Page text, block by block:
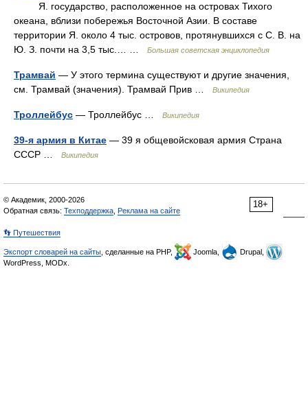
Я. государство, расположенное на островах Тихого
океана, вблизи побережья Восточной Азии. В составе
территории Я. около 4 тыс. островов, протянувшихся с С. В. на
Ю. З. почти на 3,5 тыс.… …
Большая советская энциклопедия
Трамвай — У этого термина существуют и другие значения,
см. Трамвай (значения). Трамвай Прив …
Википедия
Троллейбус — Троллейбус … Википедия
39-я армия в Китае — 39 я общевойсковая армия Страна
СССР …
Википедия
18+
© Академик, 2000-2026
Обратная связь: Техподдержка Реклама на сайте
👣 Путешествия
Экспорт словарей на сайты , сделанные на PHP, Joomla,
Drupal,
WordPress, MODx.